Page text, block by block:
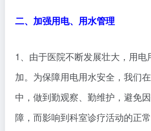
二、加强用电、用水管理
1、由于医院不断发展壮大，用电
加。为保障用电用水安全，我们
中，做到勤观察、勤维护，避免
障，而影响到科室诊疗活动的正常